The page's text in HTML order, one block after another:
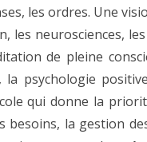
les ordres. Une
les neurosciences,
de pleine
psychologie
qui donne la
besoins, la gestion